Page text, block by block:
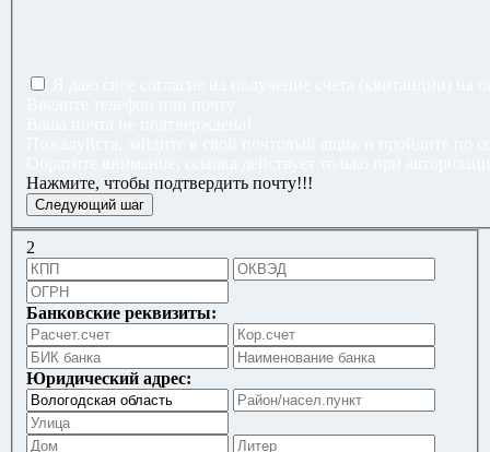
Нажмите, чтобы подтвердить почту!!!
2
Банковские реквизиты:
Юридический адрес: